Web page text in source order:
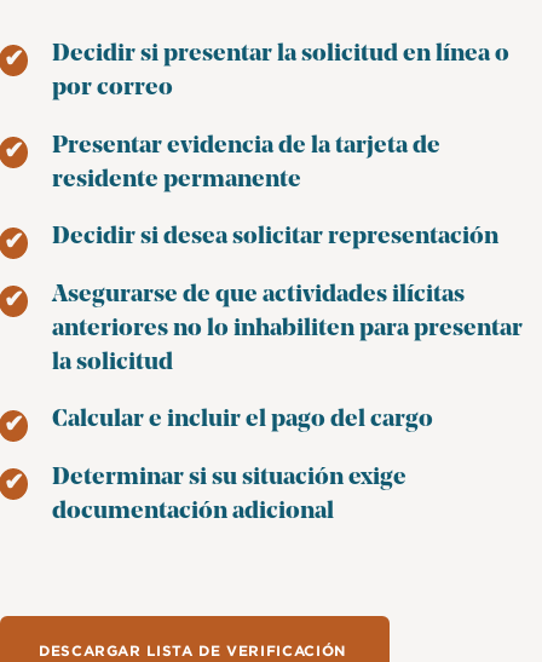
Decidir si presentar la solicitud en línea o
por correo
Presentar evidencia de la tarjeta de
residente permanente
Decidir si desea solicitar representación
Asegurarse de que actividades ilícitas
anteriores no lo inhabiliten para presentar
la solicitud
Calcular e incluir el pago del cargo
Determinar si su situación exige
documentación adicional
DESCARGAR LISTA DE VERIFICACIÓN